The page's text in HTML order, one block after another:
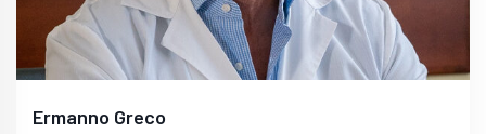
Ermanno Greco